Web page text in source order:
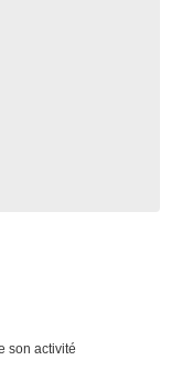
son activité